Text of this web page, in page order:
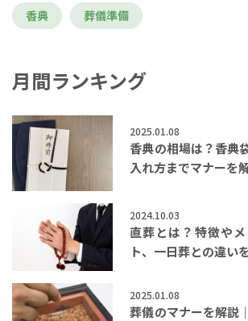
香典 葬儀準備
月間ランキング
2025.01.08
香典の相場は？香典
入れ方までマナーを
2024.10.03
直葬とは？特徴や
ト、一日葬との違い
2025.01.08
葬儀のマナーを解説